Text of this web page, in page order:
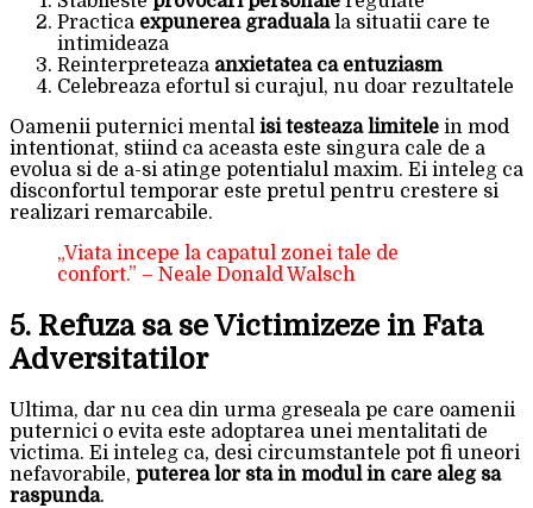
Practica expunerea gradualala situatii care te
intimideaza
Reinterpreteaza anxietatea ca entuziasm
Celebreaza efortul si curajul, nu doar rezultatele
Oamenii puternici mental isi testeaza limitele in mod
intentionat, stiind ca aceasta este singura cale de a
evolua si de a-si atinge potentialul maxim. Ei inteleg ca
disconfortul temporar este pretul pentru crestere si
realizari remarcabile.
„Viata incepe la capatul zonei tale de
confort.” – Neale Donald Walsch
5. Refuza sa se Victimizeze in Fata
Adversitatilor
Ultima, dar nu cea din urma greseala pe care oamenii
puternici o evita este adoptarea unei mentalitati de
victima. Ei inteleg ca, desi circumstantele pot fi uneori
nefavorabile, puterea lor sta in modul in care aleg sa
raspunda.